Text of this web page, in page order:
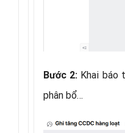
Bước 2: Khai báo
phân bổ…